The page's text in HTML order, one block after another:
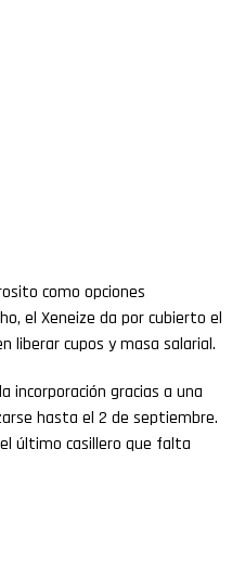
como opciones
el Xeneize da por cubierto el
liberar cupos y masa salarial.
incorporación gracias a una
hasta el 2 de septiembre.
último casillero que falta